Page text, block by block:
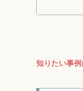
知りたい事